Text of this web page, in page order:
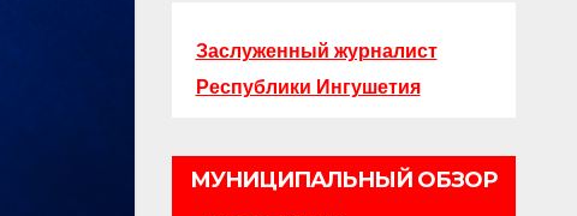
Заслуженный журналист
Республики Ингушетия
МУНИЦИПАЛЬНЫЙ ОБЗОР